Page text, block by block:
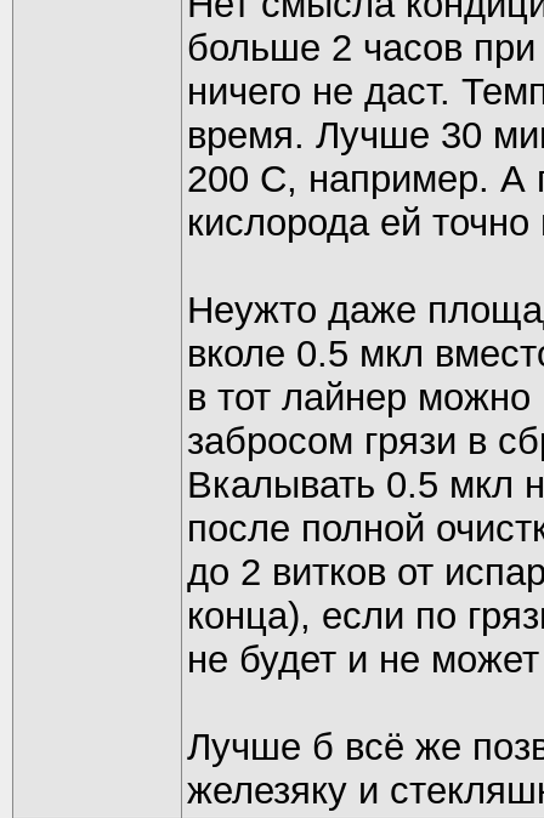
больше 2 часов
ничего не даст.
время. Лучше 30
200 С, например. А
кислорода ей
Неужто даже
вколе 0.5 мкл
в тот лайнер
забросом грязи в
Вкалывать 0.5 мкл
после полной
до 2 витков от
конца), если по
не будет и не
Лучше б всё же
железяку и